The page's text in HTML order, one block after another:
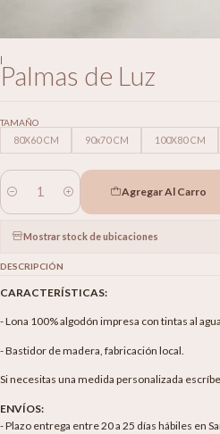
|
Palmas de Luz
TAMAÑO
80X60 CM 90x70 CM 100X80 CM
Cantidad
Agregar Al Carro
Mostrar stock de ubicaciones
DESCRIPCIÓN
CARACTERÍSTICAS:
- Lona 100% algodón impresa con tintas al
- Bastidor de madera, fabricación local.
Si necesitas una medida personalizada
ENVÍOS:
- Plazo entrega entre 20 a 25 días hábiles en